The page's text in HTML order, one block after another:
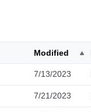
Modified
7/13/2023
7/21/2023